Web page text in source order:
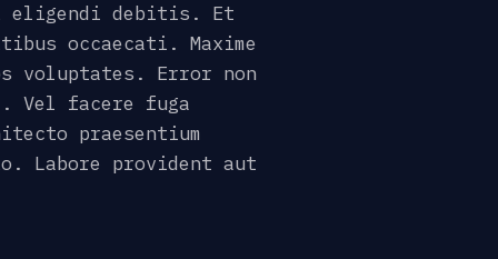
eligendi debitis. Et
occaecati. Maxime
voluptates. Error non
Vel facere fuga
praesentium
Labore provident aut